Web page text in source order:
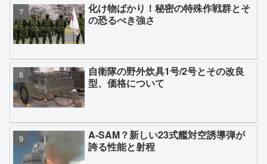
化け物ばかり！秘密の特殊作戦群とそ
の恐るべき強さ
自衛隊の野外炊具1号/2号とその改良
型、価格について
A-SAM？新しい23式艦対空誘導弾が
誇る性能と射程